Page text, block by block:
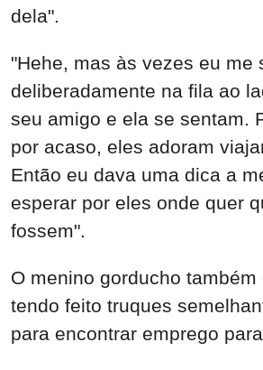
dela".
"Hehe, mas às vezes eu me
deliberadamente na fila ao
seu amigo e ela se sentam.
por acaso, eles adoram
Então eu dava uma dica a
esperar por eles onde quer
fossem".
O menino gorducho também
tendo feito truques
para encontrar emprego